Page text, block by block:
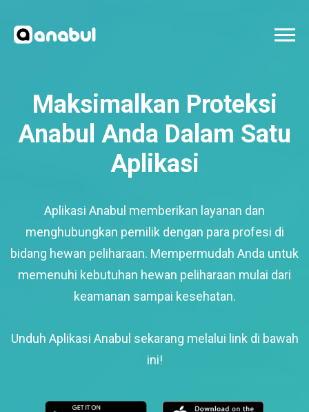
Maksimalkan Proteksi
Anabul Anda Dalam Satu
Aplikasi
Aplikasi Anabul memberikan layanan dan
menghubungkan pemilik dengan para profesi di
bidang hewan peliharaan. Mempermudah Anda untuk
memenuhi kebutuhan hewan peliharaan mulai dari
keamanan sampai kesehatan.
Unduh Aplikasi Anabul sekarang melalui link di bawah
ini!